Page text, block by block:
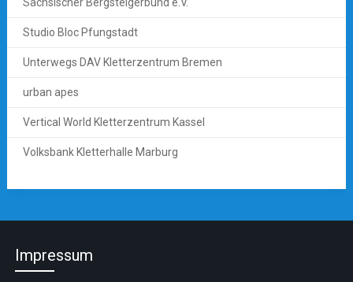
Studio Bloc Pfungstadt
Unterwegs DAV Kletterzentrum Bremen
urban apes
Vertical World Kletterzentrum Kassel
Volksbank Kletterhalle Marburg
Impressum